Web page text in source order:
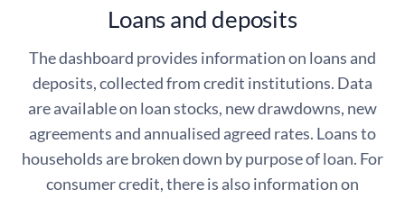
Loans and deposits
The dashboard provides information on loans and
deposits, collected from credit institutions. Data
are available on loan stocks, new drawdowns, new
agreements and annualised agreed rates. Loans to
households are broken down by purpose of loan. For
consumer credit, there is also information on